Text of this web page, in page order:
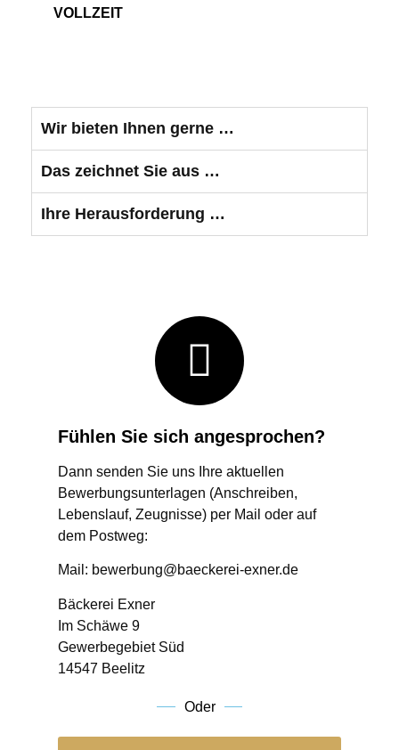
Fühlen Sie sich angesprochen?
Dann senden Sie uns Ihre aktuellen
Bewerbungsunterlagen (Anschreiben,
Lebenslauf, Zeugnisse) per Mail oder auf
dem Postweg:
Mail: bewerbung@baeckerei-exner.de
Bäckerei Exner
Im Schäwe 9
Gewerbegebiet Süd
14547 Beelitz
Oder
VOLLZEIT
Wir bieten Ihnen gerne …
Das zeichnet Sie aus …
Ihre Herausforderung …